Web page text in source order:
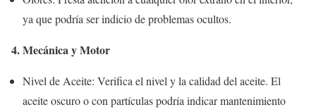
ya que podría ser indicio de problemas ocultos.
4. Mecánica y Motor
Nivel de Aceite: Verifica el nivel y la calidad del aceite. El
aceite oscuro o con partículas podría indicar mantenimiento